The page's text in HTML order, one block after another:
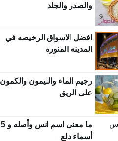
والصدر والجلد
افضل الاسواق الرخيصه في
المدينه المنوره
رجيم الماء والليمون والكمون
على الريق
ما معنى اسم انس وأصله و 5
أسماء دلع